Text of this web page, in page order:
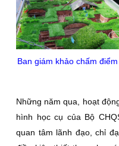
Ban giám khảo chấm
Những năm qua, hoạt
hình học cụ của Bộ
quan tâm lãnh đạo, chỉ